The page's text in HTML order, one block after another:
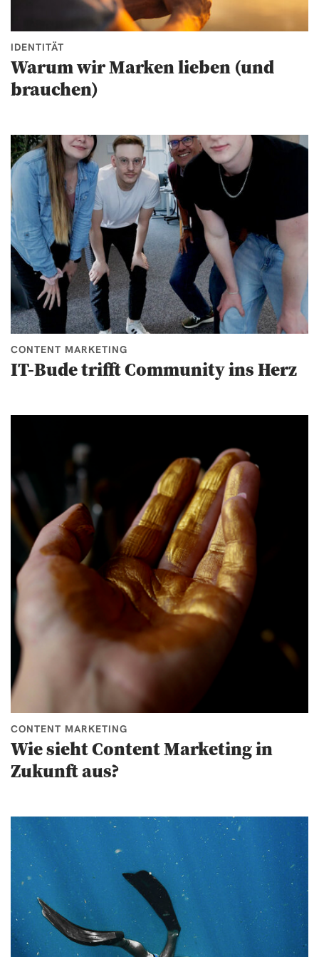
IDENTITÄT
Warum wir Marken lieben (und
brauchen)
CONTENT MARKETING
IT-Bude trifft Community ins Herz
CONTENT MARKETING
Wie sieht Content Marketing in
Zukunft aus?